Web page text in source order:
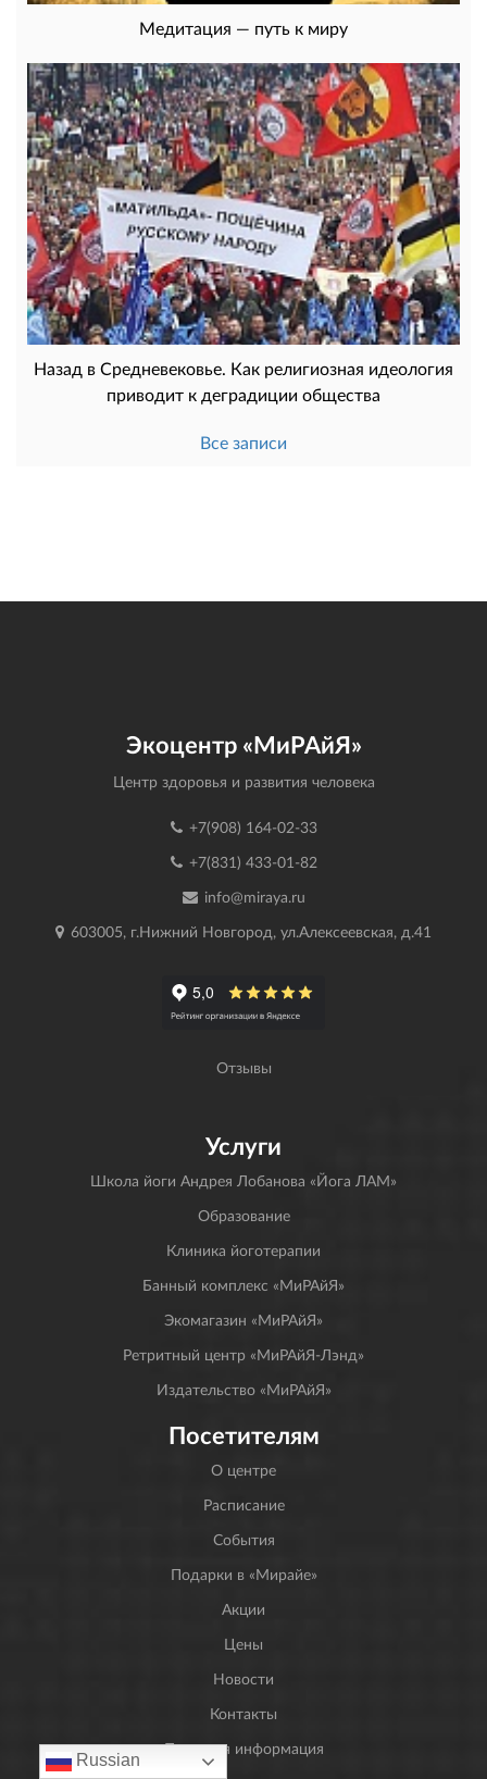
Медитация — путь к миру
Назад в Cредневековье. Как религиозная идеология
приводит к деградиции общества
Все записи
Экоцентр «МиРАйЯ»
Центр здоровья и развития человека
+7(908) 164-02-33
+7(831) 433-01-82
info@miraya.ru
603005, г.Нижний Новгород, ул.Алексеевская, д.41
Отзывы
Услуги
Школа йоги Андрея Лобанова «Йога ЛАМ»
Образование
Клиника йоготерапии
Банный комплекс «МиРАйЯ»
Экомагазин «МиРАйЯ»
Ретритный центр «МиРАйЯ-Лэнд»
Издательство «МиРАйЯ»
Посетителям
О центре
Расписание
События
Подарки в «Мирайе»
Акции
Цены
Новости
Контакты
Правовая информация
Russian